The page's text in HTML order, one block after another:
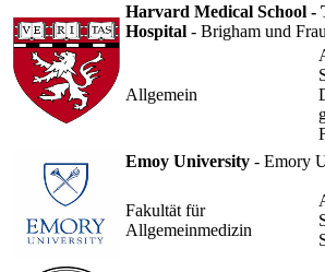
Harvard Medical School -
Hospital - Brigham und
Allgemein
Emoy University - Emory
Fakultät für
Allgemeinmedizin